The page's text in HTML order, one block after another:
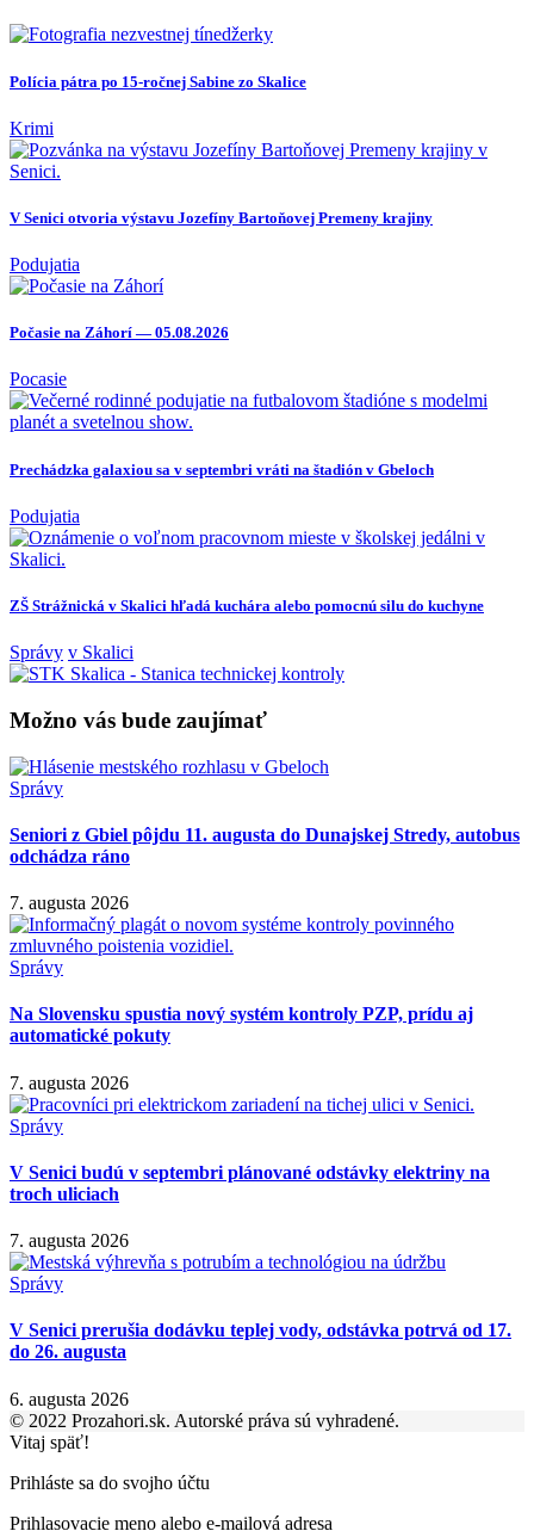
Polícia pátra po 15-ročnej Sabine zo Skalice
Krimi
V Senici otvoria výstavu Jozefíny Bartoňovej Premeny krajiny
Podujatia
Počasie na Záhorí — 05.08.2026
Pocasie
Prechádzka galaxiou sa v septembri vráti na štadión v Gbeloch
Podujatia
ZŠ Strážnická v Skalici hľadá kuchára alebo pomocnú silu do kuchyne
Správy v Skalici
Možno vás bude zaujímať
Správy
Seniori z Gbiel pôjdu 11. augusta do Dunajskej Stredy, autobus
odchádza ráno
7. augusta 2026
Správy
Na Slovensku spustia nový systém kontroly PZP, prídu aj
automatické pokuty
7. augusta 2026
Správy
V Senici budú v septembri plánované odstávky elektriny na
troch uliciach
7. augusta 2026
Správy
V Senici prerušia dodávku teplej vody, odstávka potrvá od 17.
do 26. augusta
6. augusta 2026
© 2022 Prozahori.sk. Autorské práva sú vyhradené.
Vitaj späť!
Prihláste sa do svojho účtu
Prihlasovacie meno alebo e-mailová adresa